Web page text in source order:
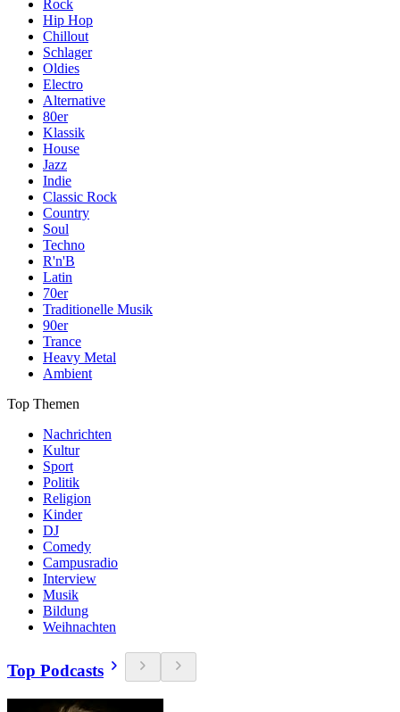
Rock
Hip Hop
Chillout
Schlager
Oldies
Electro
Alternative
80er
Klassik
House
Jazz
Indie
Classic Rock
Country
Soul
Techno
R'n'B
Latin
70er
Traditionelle Musik
90er
Trance
Heavy Metal
Ambient
Top Themen
Nachrichten
Kultur
Sport
Politik
Religion
Kinder
DJ
Comedy
Campusradio
Interview
Musik
Bildung
Weihnachten
Top Podcasts